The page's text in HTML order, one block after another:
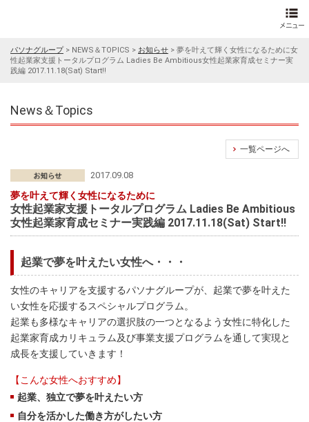
パソナグループ> NEWS＆TOPICS > お知らせ > 夢を叶えて輝く女性になるために女
性起業家支援トータルプログラム Ladies Be Ambitious女性起業家育成セミナー実
践編 2017.11.18(Sat) Start!!
News＆Topics
一覧ページへ
2017.09.08
夢を叶えて輝く女性になるために
女性起業家支援トータルプログラム Ladies Be Ambitious
女性起業家育成セミナー実践編 2017.11.18(Sat) Start!!
起業で夢を叶えたい女性へ・・・
女性のキャリアを支援するパソナグループが、起業で夢を叶えた
い女性を応援するスペシャルプログラム。
起業も多様なキャリアの選択肢の一つとなるよう女性に特化した
起業家育成カリキュラム及び事業支援プログラムを通して実現と
成長を支援していきます！
【こんな女性へおすすめ】
起業、独立で夢を叶えたい方
自分を活かした働き方がしたい方